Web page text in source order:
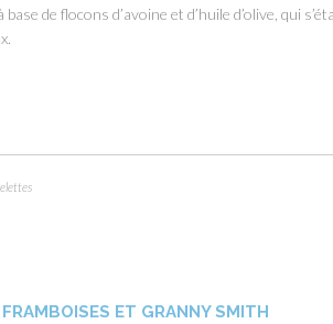
de flocons d’avoine et d’huile d’olive, qui
ET GRANNY SMITH